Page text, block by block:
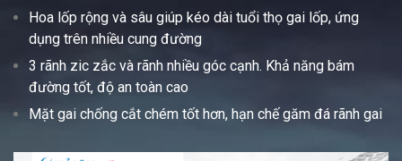
Hoa lốp rộng và sâu giúp kéo dài tuổi thọ gai lốp, ứng
dụng trên nhiều cung đường
3 rãnh zic zắc và rãnh nhiều góc cạnh. Khả năng bám
đường tốt, độ an toàn cao
Mặt gai chống cắt chém tốt hơn, hạn chế găm đá rãnh gai